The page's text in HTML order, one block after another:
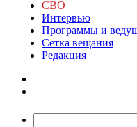
СВО
Интервью
Программы и
Сетка вещания
Редакция